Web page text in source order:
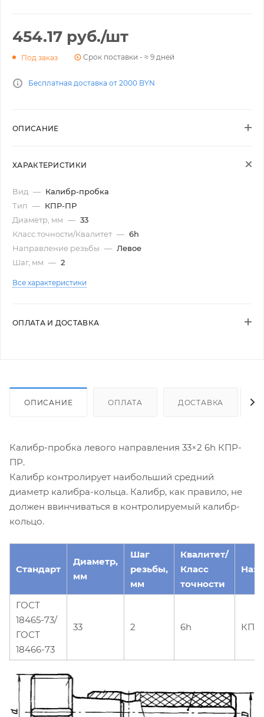
454.17 руб./шт
Под заказ Срок поставки - ≈ 9 дней
Бесплатная доставка от 2000 BYN
ОПИСАНИЕ
ХАРАКТЕРИСТИКИ
Вид — Калибр-пробка
Тип — КПР-ПР
Диаметр, мм — 33
Класс точности/Квалитет — 6h
Направление резьбы — Левое
Шаг, мм — 2
Все характеристики
ОПЛАТА И ДОСТАВКА
ОПИСАНИЕ ОПЛАТА ДОСТАВКА
Калибр-пробка левого направления 33×2 6h КПР-
ПР.
Калибр контролирует наибольший средний
диаметр калибра-кольца. Калибр, как правило, не
должен ввинчиваться в контролируемый калибр-
кольцо.
Стандарт
Диаметр,
мм
Шаг
резьбы,
мм
Квалитет/
Класс
точности
ГОСТ
18465-73/
ГОСТ
18466-73
33 2 6h